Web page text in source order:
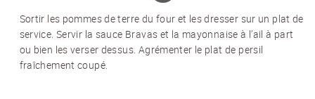
Sortir les pommes de terre du four et les dresser sur un plat de
service. Servir la sauce Bravas et la mayonnaise à l’ail à part
ou bien les verser dessus. Agrémenter le plat de persil
fraîchement coupé.
NOM*